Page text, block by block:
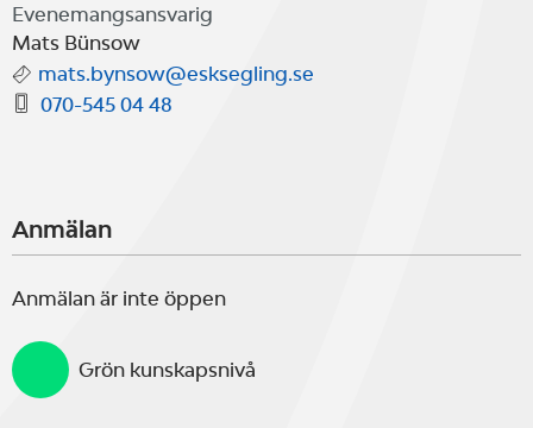
Evenemangsansvarig
Mats Bünsow
mats.bynsow@esksegling.se
070-545 04 48
Anmälan
Anmälan är inte öppen
Grön kunskapsnivå